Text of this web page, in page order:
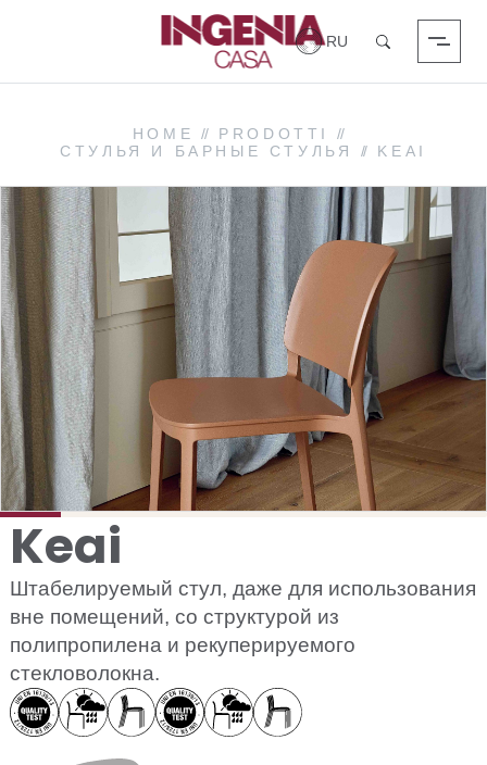
Поиск
Вход в систему
HOME // PRODOTTI
//
СТУЛЬЯ И БАРНЫЕ СТУЛЬЯ
// KEAI
Keai
Штабелируемый стул, даже для использования
вне помещений, со структурой из
полипропилена и рекуперируемого
стекловолокна.